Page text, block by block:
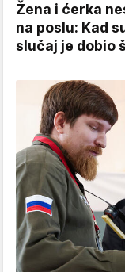
Žena i ćerka
na poslu: Kad
slučaj je dobio